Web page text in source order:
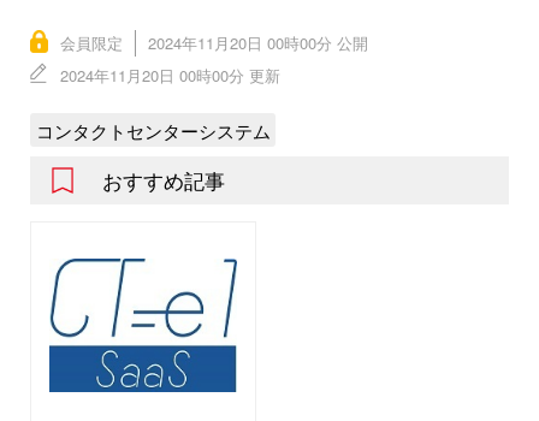
会員限定
2024年11月20日 00時00分 公開
2024年11月20日 00時00分 更新
コンタクトセンターシステム
おすすめ記事